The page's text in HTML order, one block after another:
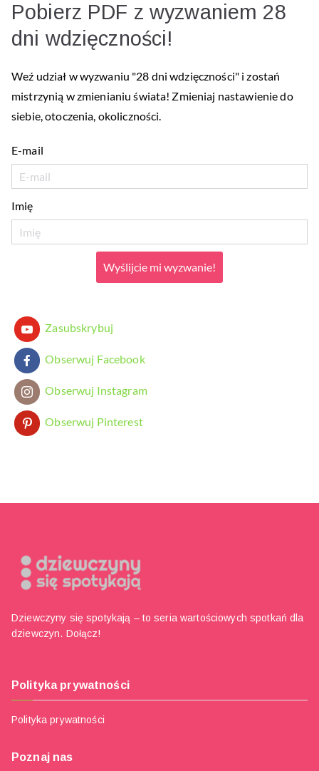
Pobierz PDF z wyzwaniem 28
dni wdzięczności!
Weź udział w wyzwaniu "28 dni wdzięczności" i zostań
mistrzynią w zmienianiu świata! Zmieniaj nastawienie do
siebie, otoczenia, okoliczności.
E-mail
Imię
Wyślijcie mi wyzwanie!
Zasubskrybuj
Obserwuj Facebook
Obserwuj Instagram
Obserwuj Pinterest
Dziewczyny się spotykają – to seria wartościowych spotkań dla
dziewczyn. Dołącz!
Polityka prywatności
Polityka prywatności
Poznaj nas